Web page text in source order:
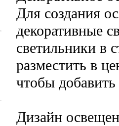
Для создания
декоративные
светильники в
разместить в
чтобы
Дизайн